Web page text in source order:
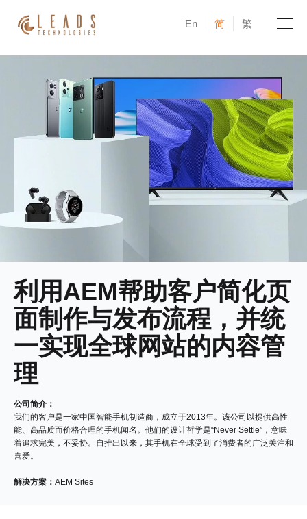
En 简 繁
服务
成功案例
博客
利用AEM帮助客户简化页
面制作与发布流程，并统
一实现全球网站的内容管
理
公司简介：
我们的客户是一家中国智能手机制造商，成立于2013年。该公司以提供高性
能、高品质而价格合理的手机闻名。他们的设计哲学是“Never Settle”，意味
着追求完美，不妥协。自推出以来，其手机在全球受到了消费者的广泛关注和
喜爱。
解决方案： AEM Sites